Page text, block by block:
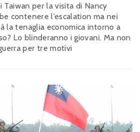
Taiwan per la visita di Nancy
contenere l’escalation ma nei
la tenaglia economica intorno a
Lo blinderanno i giovani. Ma non
per tre motivi